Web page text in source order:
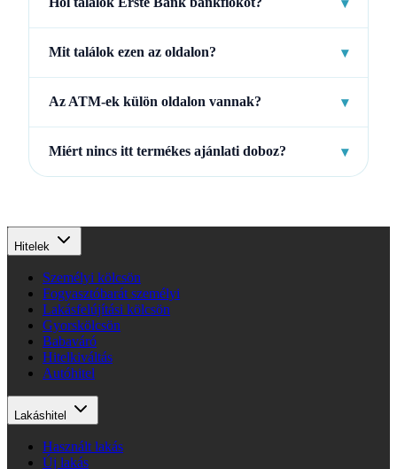
Mit találok ezen az oldalon? ▾
Az ATM-ek külön oldalon vannak? ▾
Miért nincs itt termékes ajánlati doboz? ▾
Hitelek
Személyi kölcsön
Fogyasztóbarát személyi
Lakásfelújítási kölcsön
Gyorskölcsön
Babaváró
Hitelkiváltás
Autóhitel
Lakáshitel
Használt lakás
Új lakás